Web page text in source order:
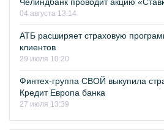
04 августа 13:14
АТБ расширяет страховую
клиентов
29 июля 10:20
Финтех-группа СВОЙ выкупила
Кредит Европа банка
27 июля 13:39